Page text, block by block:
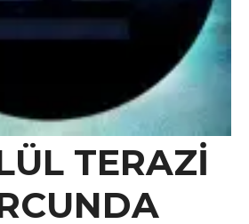
TERAZİ